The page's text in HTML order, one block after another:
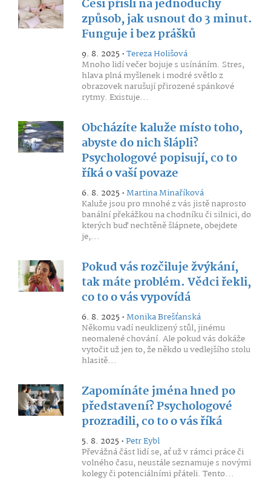
Češi přišli na jednoduchý
způsob, jak usnout do 3 minut.
Funguje i bez prášků
9. 8. 2025 •Tereza Holišová
Mnoho lidí večer bojuje s usínáním. Stres,
hlava plná myšlenek i modré světlo z
obrazovek narušují přirozené spánkové
rytmy. Existuje...
Obcházíte kaluže místo toho,
abyste do nich šlápli?
Psychologové popisují, co to
říká o vaší povaze
6. 8. 2025 •Martina Minaříková
Kaluže jsou pro mnohé z vás jistě naprosto
banální překážkou na chodníku či silnici, do
kterých buď nechtěně šlápnete, obejdete
je,...
Pokud vás rozčiluje žvýkání,
tak máte problém. Vědci řekli,
co to o vás vypovídá
6. 8. 2025 •Monika Brešťanská
Někomu vadí neuklizený stůl, jinému
neomalené chování. Ale pokud vás dokáže
vytočit už jen to, že někdo u vedlejšího stolu
hlasitě...
Zapomínáte jména hned po
představení? Psychologové
prozradili, co to o vás říká
5. 8. 2025 •Petr Eybl
Převážná část lidí se, ať už v rámci práce či
volného času, neustále seznamuje s novými
kolegy či potenciálními přáteli. Tento...